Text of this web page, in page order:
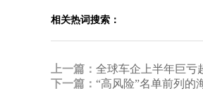
相关热词搜索：
上一篇： 全球车企上半年巨亏
下一篇： “高风险”名单前列的